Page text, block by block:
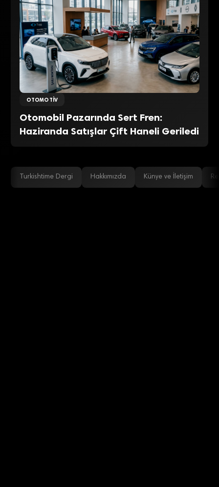
OTOMOTIV
Otomobil Pazarında Sert Fren:
Haziranda Satışlar Çift Haneli Geriledi
Turkishtime Dergi Hakkımızda Künye ve İletişim